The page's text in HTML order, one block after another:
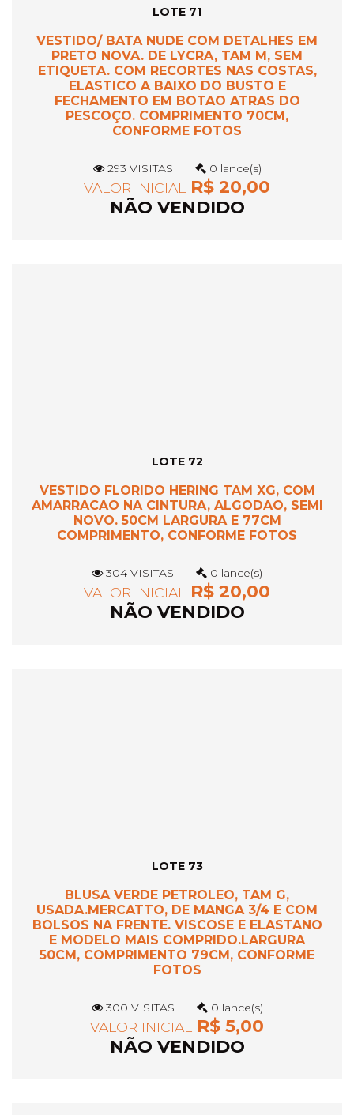
LOTE 71
VESTIDO/ BATA NUDE COM DETALHES EM
PRETO NOVA. DE LYCRA, TAM M, SEM
ETIQUETA. COM RECORTES NAS COSTAS,
ELASTICO A BAIXO DO BUSTO E
FECHAMENTO EM BOTAO ATRAS DO
PESCOÇO. COMPRIMENTO 70CM,
CONFORME FOTOS
293 VISITAS 0 lance(s)
VALOR INICIAL
R$ 20,00
NÃO VENDIDO
LOTE 72
VESTIDO FLORIDO HERING TAM XG, COM
AMARRACAO NA CINTURA, ALGODAO, SEMI
NOVO. 50CM LARGURA E 77CM
COMPRIMENTO, CONFORME FOTOS
304 VISITAS 0 lance(s)
VALOR INICIAL
R$ 20,00
NÃO VENDIDO
LOTE 73
BLUSA VERDE PETROLEO, TAM G,
USADA.MERCATTO, DE MANGA 3/4 E COM
BOLSOS NA FRENTE. VISCOSE E ELASTANO
E MODELO MAIS COMPRIDO.LARGURA
50CM, COMPRIMENTO 79CM, CONFORME
FOTOS
300 VISITAS 0 lance(s)
VALOR INICIAL
R$ 5,00
NÃO VENDIDO